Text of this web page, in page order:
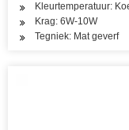
Kleurtemperatuur:
Krag: 6W-10W
Tegniek: Mat geverf